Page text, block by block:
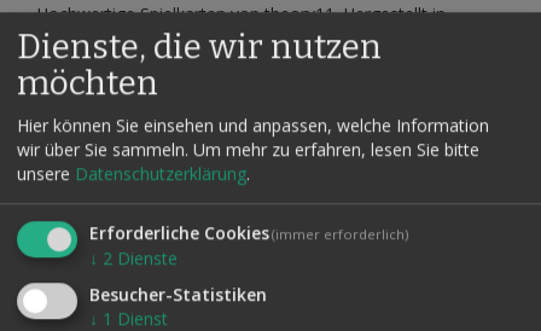
Hochwertige Spielkarten von theory11. Hergestellt in
Amerika.
Darf es auch bunt und individuell sein? Zaubern Sie gerne
mit einem Kartensatz, der Ihre Interessen und Ihre
Vorlieben widerspiegelt?
Die Auswahl an Motiv- und Themenkartenspielen ist
mittlerweile riesig. Zu fast jedem Thema gibt es das
passende Kartenspiel.
Wenn Sie bei uns nicht fündig werden und auf der Suche
nach einem bestimmten Themenkartenspiel sind, für Sie
selbst oder als Geschenk, fragen Sie gerne bei uns an.
Dienste, die wir nutzen
möchten
Hier können Sie einsehen und anpassen, welche Information
wir über Sie sammeln. Um mehr zu erfahren, lesen Sie bitte
unsere Datenschutzerklärung.
Erforderliche Cookies(immer erforderlich)
↓ 2 Dienste
Besucher-Statistiken
↓ 1 Dienst